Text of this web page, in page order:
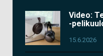
Video:
-
15.6.2026